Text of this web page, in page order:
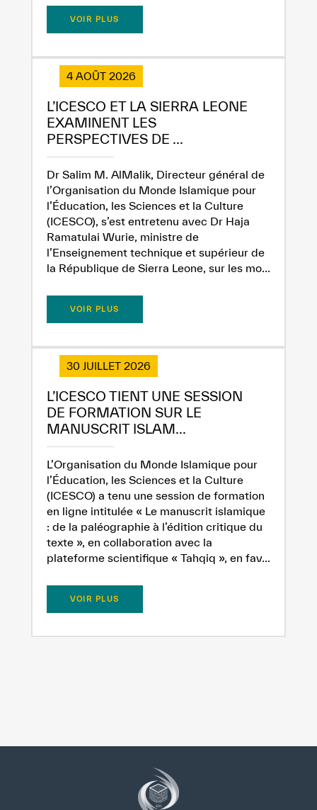
✪
✪ ✪
✪ ✪ ✪
✪ ✪ ✪ ✪
✪ ✪ ✪ ✪
Dissatisfied
Satisfied
VOIR PLUS
4 AOÛT 2026
L’ICESCO ET LA SIERRA LEONE
EXAMINENT LES
PERSPECTIVES DE ...
Dr Salim M. AlMalik, Directeur général de
l’Organisation du Monde Islamique pour
l’Éducation, les Sciences et la Culture
(ICESCO), s’est entretenu avec Dr Haja
Ramatulai Wurie, ministre de
l’Enseignement technique et supérieur de
la République de Sierra Leone, sur les mo...
VOIR PLUS
30 JUILLET 2026
L’ICESCO TIENT UNE SESSION
DE FORMATION SUR LE
MANUSCRIT ISLAM...
L’Organisation du Monde Islamique pour
l’Éducation, les Sciences et la Culture
(ICESCO) a tenu une session de formation
en ligne intitulée « Le manuscrit islamique
: de la paléographie à l’édition critique du
texte », en collaboration avec la
plateforme scientifique « Tahqiq », en fav...
VOIR PLUS